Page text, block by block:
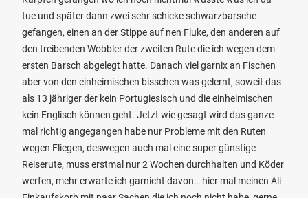
tue und später dann zwei sehr schicke schwarzbarsche
gefangen, einen an der Stippe auf nen Fluke, den anderen auf
den treibenden Wobbler der zweiten Rute die ich wegen dem
ersten Barsch abgelegt hatte. Danach viel garnix an Fischen
aber von den einheimischen bisschen was gelernt, soweit das
als 13 jähriger der kein Portugiesisch und die einheimischen
kein Englisch können geht. Jetzt wie gesagt wird das ganze
mal richtig angegangen habe nur Probleme mit den Ruten
wegen Fliegen, deswegen auch mal eine super günstige
Reiserute, muss erstmal nur 2 Wochen durchhalten und Köder
werfen, mehr erwarte ich garnicht davon… hier mal meinen Ali